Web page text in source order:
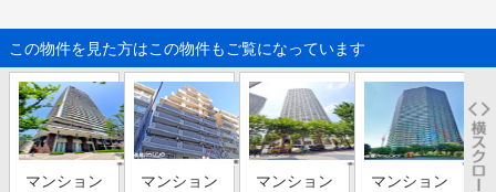
この物件を見た方はこの物件もご覧になっています
マンション
マンション
マンション
マンション